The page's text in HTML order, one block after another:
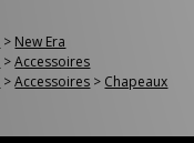
> New Era
>Accessoires
>Accessoires > Chapeaux